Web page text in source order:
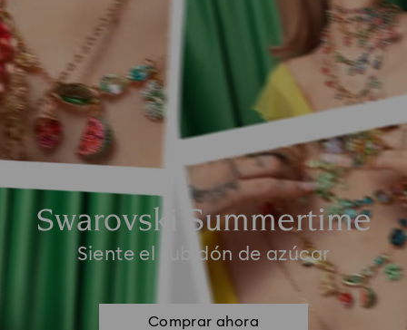
Swarovski Summertime
Siente el subidón de azúcar
Comprar ahora